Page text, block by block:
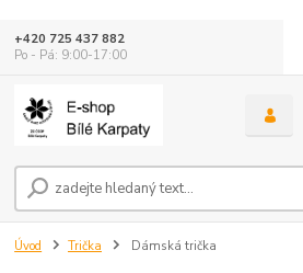
+420 725 437 882
Po - Pá: 9:00-17:00
Úvod Trička Dámská trička